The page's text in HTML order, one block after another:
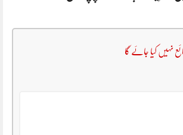
نہیں کیا جائے گا